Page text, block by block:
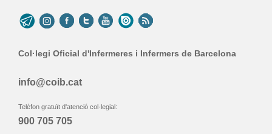
Col·legi Oficial d'Infermeres i Infermers de Barcelona
info@coib.cat
Telèfon gratuït d'atenció col·legial:
900 705 705